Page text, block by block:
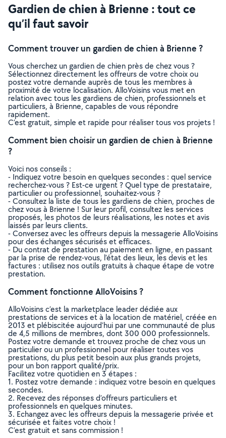
Gardien de chien à Brienne : tout ce
qu’il faut savoir
Comment trouver un gardien de chien à Brienne ?
Vous cherchez un gardien de chien près de chez vous ?
Sélectionnez directement les offreurs de votre choix ou
postez votre demande auprès de tous les membres à
proximité de votre localisation. AlloVoisins vous met en
relation avec tous les gardiens de chien, professionnels et
particuliers, à Brienne, capables de vous répondre
rapidement.
C’est gratuit, simple et rapide pour réaliser tous vos projets !
Comment bien choisir un gardien de chien à Brienne
?
Voici nos conseils :
- Indiquez votre besoin en quelques secondes : quel service
recherchez-vous ? Est-ce urgent ? Quel type de prestataire,
particulier ou professionnel, souhaitez-vous ?
- Consultez la liste de tous les gardiens de chien, proches de
chez vous à Brienne ! Sur leur profil, consultez les services
proposés, les photos de leurs réalisations, les notes et avis
laissés par leurs clients.
- Conversez avec les offreurs depuis la messagerie AlloVoisins
pour des échanges sécurisés et efficaces.
- Du contrat de prestation au paiement en ligne, en passant
par la prise de rendez-vous, l’état des lieux, les devis et les
factures : utilisez nos outils gratuits à chaque étape de votre
prestation.
Comment fonctionne AlloVoisins ?
AlloVoisins c’est la marketplace leader dédiée aux
prestations de services et à la location de matériel, créée en
2013 et plébiscitée aujourd’hui par une communauté de plus
de 4,5 millions de membres, dont 300 000 professionnels.
Postez votre demande et trouvez proche de chez vous un
particulier ou un professionnel pour réaliser toutes vos
prestations, du plus petit besoin aux plus grands projets,
pour un bon rapport qualité/prix.
Facilitez votre quotidien en 3 étapes :
1. Postez votre demande : indiquez votre besoin en quelques
secondes.
2. Recevez des réponses d’offreurs particuliers et
professionnels en quelques minutes.
3. Echangez avec les offreurs depuis la messagerie privée et
sécurisée et faites votre choix !
C’est gratuit et sans commission !